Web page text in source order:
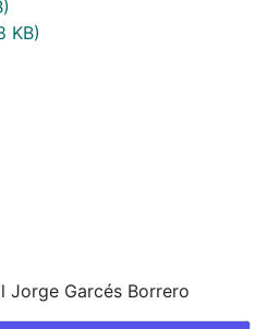
KB)
Jorge Garcés Borrero